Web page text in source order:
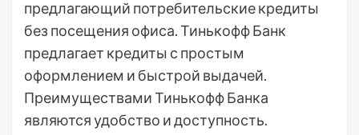
предлагающий потребительские кредиты
без посещения офиса. Тинькофф Банк
предлагает кредиты с простым
оформлением и быстрой выдачей.
Преимуществами Тинькофф Банка
являются удобство и доступность.